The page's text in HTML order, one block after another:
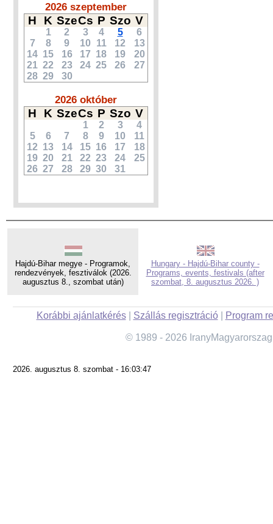
2026 szeptember
H K SzeCs P Szo V
1 2 3 4 5
6
7
8 9 10 11 12
13
14 15 16 17 18 19
20
21 22 23 24 25 26
27
28 29 30
2026 október
H K SzeCs P Szo V
1 2 3
4
5
6 7 8 9 10
11
12 13 14 15 16 17
18
19 20 21 22 23 24
25
26 27 28 29 30 31
Hajdú-Bihar megye - Programok,
rendezvények, fesztiválok (2026.
augusztus 8., szombat után)
Hungary - Hajdú-Bihar county -
Programs, events, festivals (after
szombat, 8. augusztus 2026. )
Korábbi ajánlatkérés| Szállás regisztráció| Program
© 1989 - 2026
2026. augusztus 8. szombat - 16:03:47